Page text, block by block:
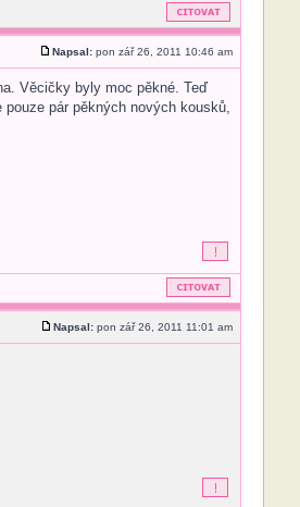
Napsal:pon zář 26, 2011 10:46 am
Věcičky byly moc pěkné. Teď
pár pěkných nových kousků,
Napsal:pon zář 26, 2011 11:01 am